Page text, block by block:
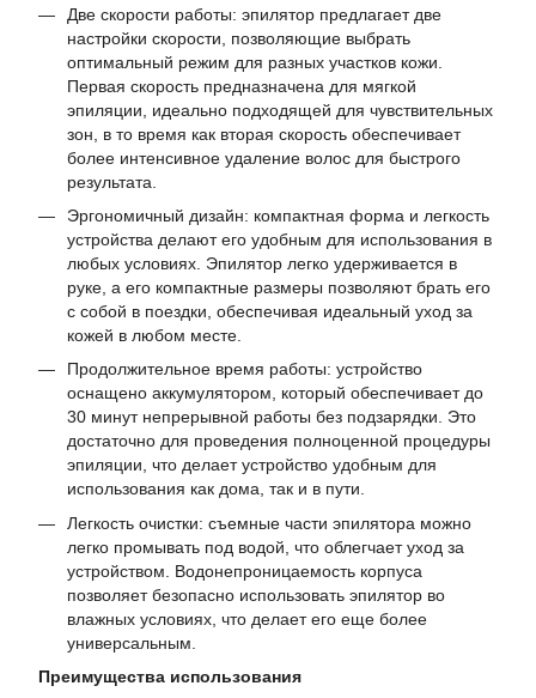
Две скорости работы: эпилятор предлагает две
настройки скорости, позволяющие выбрать
оптимальный режим для разных участков кожи.
Первая скорость предназначена для мягкой
эпиляции, идеально подходящей для чувствительных
зон, в то время как вторая скорость обеспечивает
более интенсивное удаление волос для быстрого
результата.
Эргономичный дизайн: компактная форма и легкость
устройства делают его удобным для использования в
любых условиях. Эпилятор легко удерживается в
руке, а его компактные размеры позволяют брать его
с собой в поездки, обеспечивая идеальный уход за
кожей в любом месте.
Продолжительное время работы: устройство
оснащено аккумулятором, который обеспечивает до
30 минут непрерывной работы без подзарядки. Это
достаточно для проведения полноценной процедуры
эпиляции, что делает устройство удобным для
использования как дома, так и в пути.
Легкость очистки: съемные части эпилятора можно
легко промывать под водой, что облегчает уход за
устройством. Водонепроницаемость корпуса
позволяет безопасно использовать эпилятор во
влажных условиях, что делает его еще более
универсальным.
Преимущества использования